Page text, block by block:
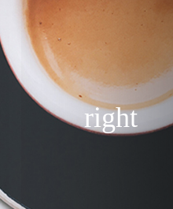
REGION